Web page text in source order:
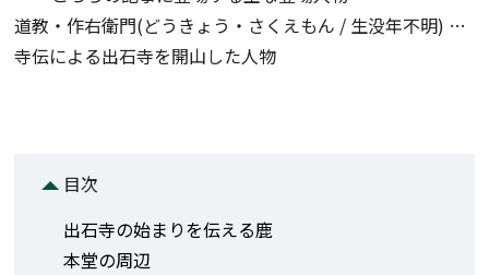
道教・作右衛門(どうきょう・さくえもん / 生没年不明) …
寺伝による出石寺を開山した人物
目次
出石寺の始まりを伝える鹿
本堂の周辺